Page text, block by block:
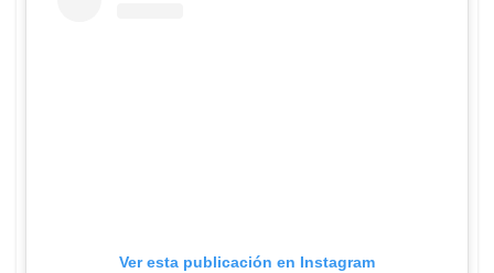
Ver esta publicación en Instagram